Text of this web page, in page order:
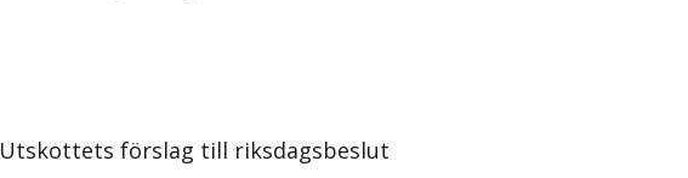
Utskottets förslag till riksdagsbeslut